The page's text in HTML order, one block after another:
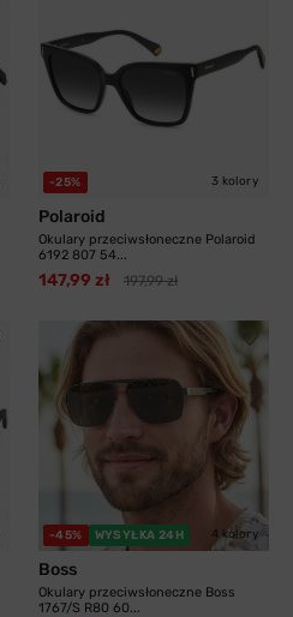
-25% 3 kolory
Polaroid
Okulary przeciwsłoneczne Polaroid
6192 807 54...
147,99 zł 197,99 zł
-45% WYSYŁKA 24H 4 kolory
Boss
Okulary przeciwsłoneczne Boss
1767/S R80 60...